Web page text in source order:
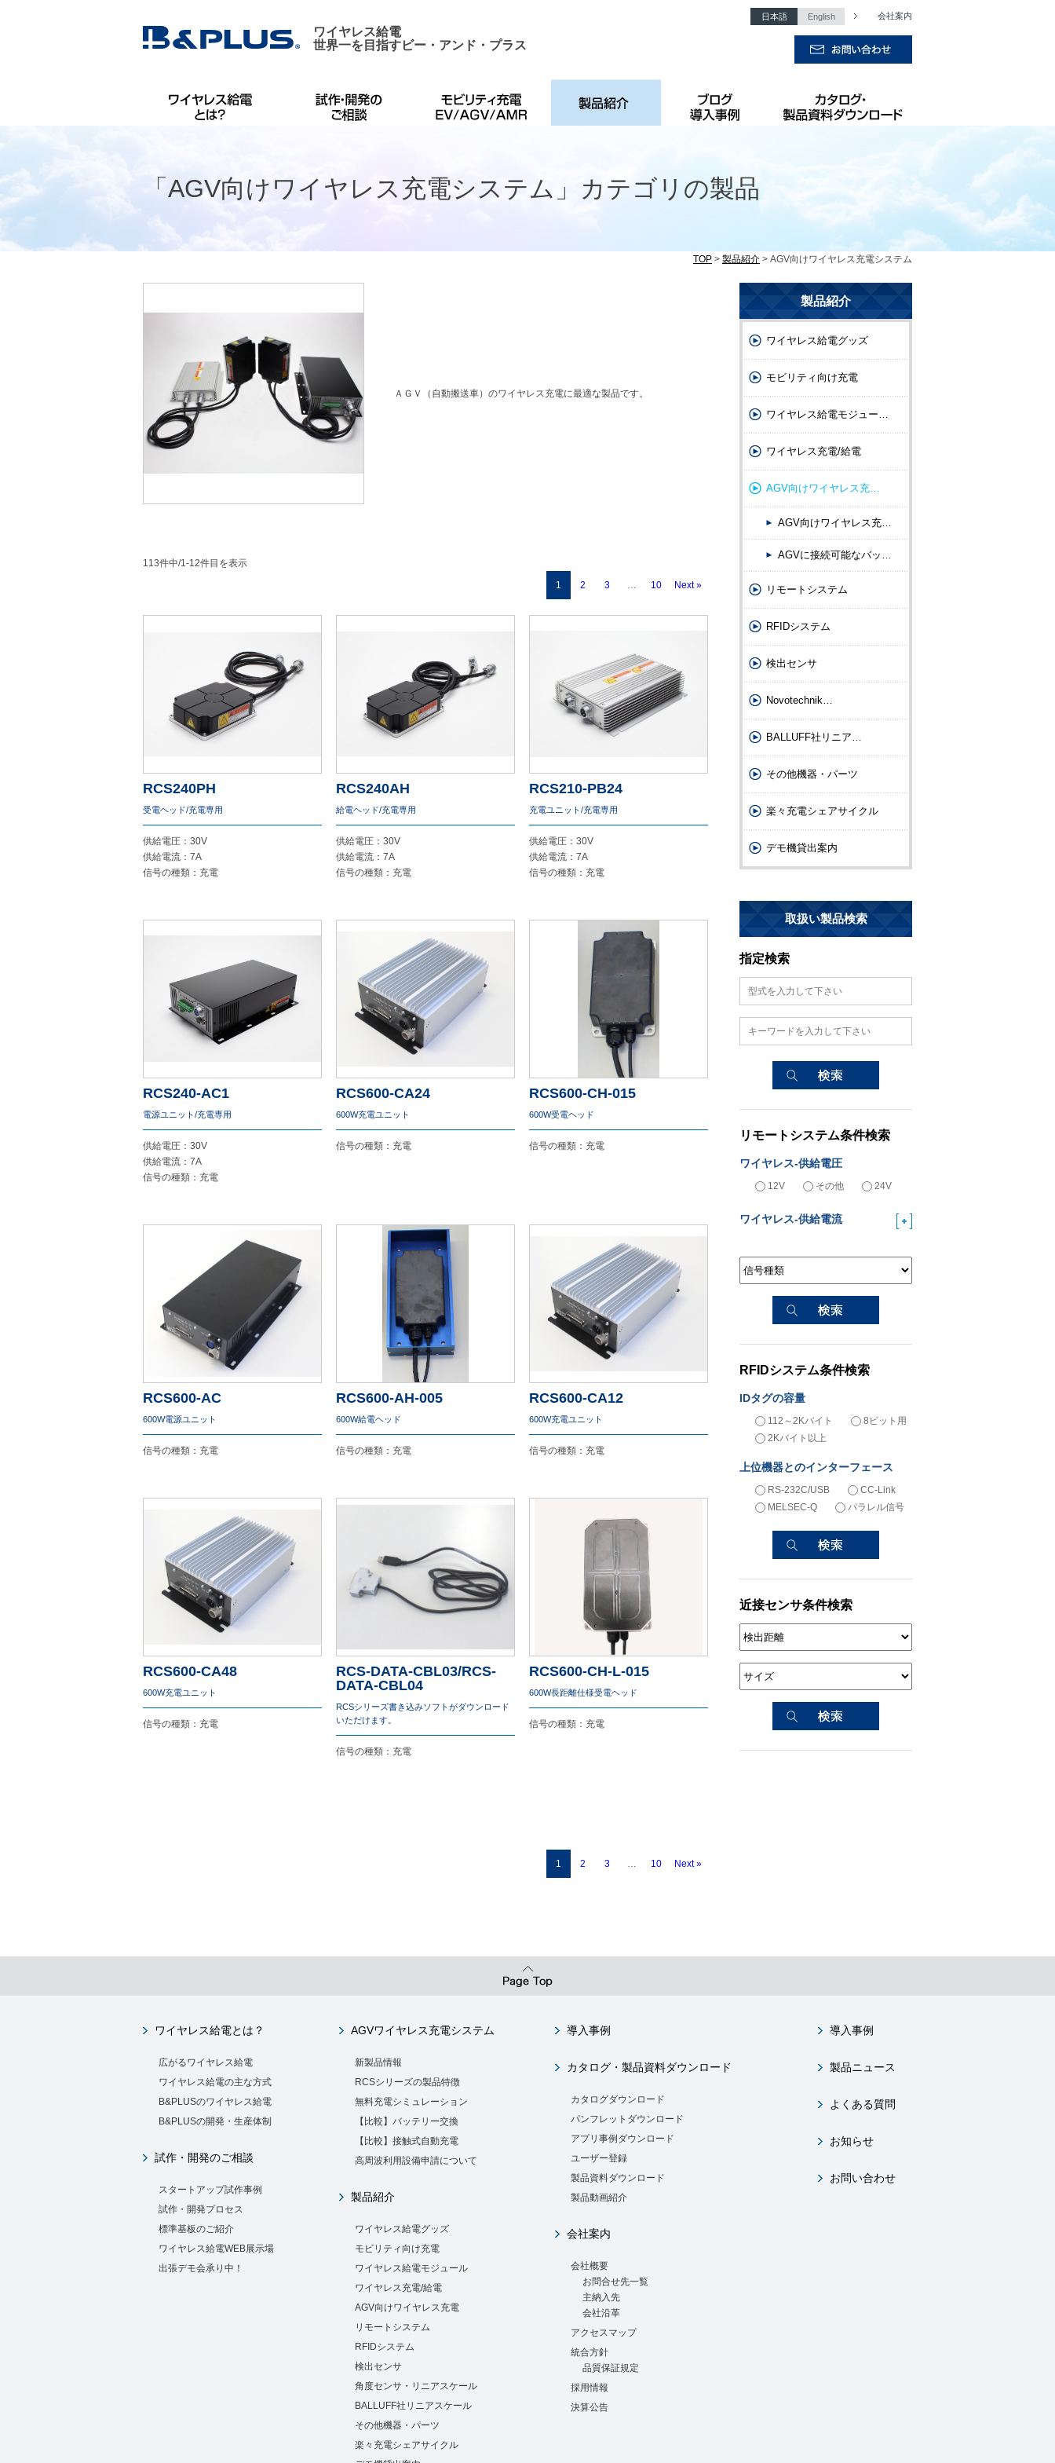
ワイヤレス給電
世界一を目指すビー・アンド・プラス
日本語 English 会社案内
「AGV向けワイヤレス充電システム」カテゴリの製品
TOP > 製品紹介 > AGV向けワイヤレス充電システム
ＡＧＶ（自動搬送車）のワイヤレス充電に最適な製品です。
113件中/1-12件目を表示
1
2 3 … 10 Next »
RCS240PH
受電ヘッド/充電専用
供給電圧：30V
供給電流：7A
信号の種類：充電
RCS240AH
給電ヘッド/充電専用
供給電圧：30V
供給電流：7A
信号の種類：充電
RCS210-PB24
充電ユニット/充電専用
供給電圧：30V
供給電流：7A
信号の種類：充電
RCS240-AC1
電源ユニット/充電専用
供給電圧：30V
供給電流：7A
信号の種類：充電
RCS600-CA24
600W充電ユニット
信号の種類：充電
RCS600-CH-015
600W受電ヘッド
信号の種類：充電
RCS600-AC
600W電源ユニット
信号の種類：充電
RCS600-AH-005
600W給電ヘッド
信号の種類：充電
RCS600-CA12
600W充電ユニット
信号の種類：充電
RCS600-CA48
600W充電ユニット
信号の種類：充電
RCS-DATA-CBL03/RCS-
DATA-CBL04
RCSシリーズ書き込みソフトがダウンロード
いただけます。
信号の種類：充電
RCS600-CH-L-015
600W長距離仕様受電ヘッド
信号の種類：充電
1 2 3 … 10 Next »
製品紹介
ワイヤレス給電グッズ
モビリティ向け充電
ワイヤレス給電モジュー…
ワイヤレス充電/給電
AGV向けワイヤレス充…
AGV向けワイヤレス充…
AGVに接続可能なバッ …
リモートシステム
RFIDシステム
検出センサ
Novotechnik…
BALLUFF社リニア…
その他機器・パーツ
楽々充電シェアサイクル
デモ機貸出案内
取扱い製品検索
指定検索
リモートシステム条件検索
ワイヤレス-供給電圧
12V その他 24V
ワイヤレス-供給電流
RFIDシステム条件検索
IDタグの容量
112～2Kバイト
8ビット用
2Kバイト以上
上位機器とのインターフェース
RS-232C/USB
CC-Link
MELSEC-Q
パラレル信号
近接センサ条件検索
ワイヤレス給電とは？
広がるワイヤレス給電
ワイヤレス給電の主な方式
B&PLUSのワイヤレス給電
B&PLUSの開発・生産体制
試作・開発のご相談
スタートアップ試作事例
試作・開発プロセス
標準基板のご紹介
ワイヤレス給電WEB展示場
出張デモ会承り中！
AGVワイヤレス充電システム
新製品情報
RCSシリーズの製品特徴
無料充電シミュレーション
【比較】バッテリー交換
【比較】接触式自動充電
高周波利用設備申請について
製品紹介
ワイヤレス給電グッズ
モビリティ向け充電
ワイヤレス給電モジュール
ワイヤレス充電/給電
AGV向けワイヤレス充電
リモートシステム
RFIDシステム
検出センサ
角度センサ・リニアスケール
BALLUFF社リニアスケール
その他機器・パーツ
楽々充電シェアサイクル
導入事例
カタログ・製品資料ダウンロード
カタログダウンロード
パンフレットダウンロード
アプリ事例ダウンロード
ユーザー登録
製品資料ダウンロード
製品動画紹介
会社案内
会社概要
お問合せ先一覧
主納入先
会社沿革
アクセスマップ
統合方針
品質保証規定
採用情報
決算公告
導入事例
製品ニュース
よくある質問
お知らせ
お問い合わせ